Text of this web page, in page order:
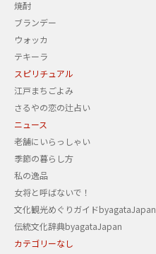
焼酎
ブランデー
ウォッカ
テキーラ
スピリチュアル
江戸まちごよみ
さるやの恋の辻占い
ニュース
老舗にいらっしゃい
季節の暮らし方
私の逸品
女将と呼ばないで！
文化観光めぐりガイドbyagataJapan
伝統文化辞典byagataJapan
カテゴリーなし